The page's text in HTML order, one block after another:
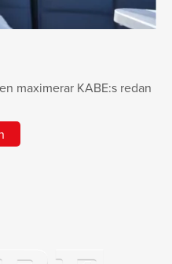
maximerar KABE:s redan